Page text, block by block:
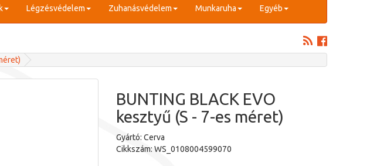
Légzésvédelem Zuhanásvédelem Munkaruha Egyéb
BUNTING BLACK EVO
kesztyű (S - 7-es méret)
Gyártó: Cerva
Cikkszám: WS_0108004599070